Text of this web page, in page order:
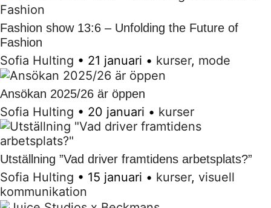
Fashion show 13:6 – Unfolding the Future of
Fashion
Sofia Hulting • 21 januari • kurser, mode
Ansökan 2025/26 är öppen
Sofia Hulting • 20 januari • kurser
Utställning ”Vad driver framtidens arbetsplats?”
Sofia Hulting • 15 januari • kurser, visuell
kommunikation